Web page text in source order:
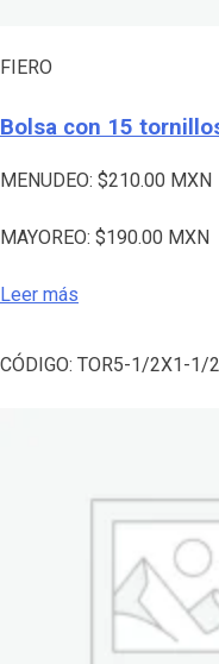
FIERO
Bolsa con 15
MENUDEO: $210.00 MXN
MAYOREO: $190.00 MXN
Leer más
CÓDIGO: TOR5-1/2X1-1/2